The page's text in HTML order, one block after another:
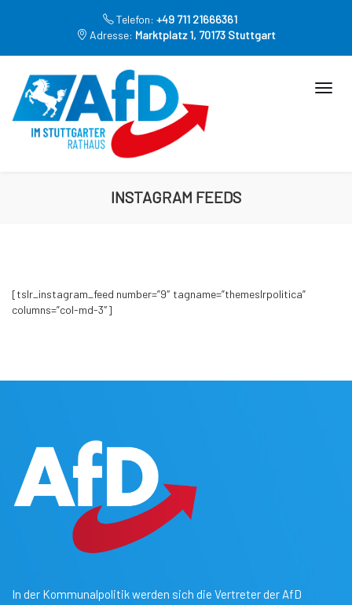
Telefon: +49 711 21666361
Adresse: Marktplatz 1, 70173 Stuttgart
INSTAGRAM FEEDS
[tslr_instagram_feed number=”9″ tagname=”themeslrpolitica”
columns=”col-md-3″]
In der Kommunalpolitik werden sich die Vertreter der AfD